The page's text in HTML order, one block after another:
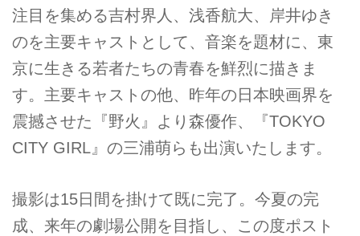
注目を集める吉村界人、浅香航大、岸井ゆき
のを主要キャストとして、音楽を題材に、東
京に生きる若者たちの青春を鮮烈に描きま
す。主要キャストの他、昨年の日本映画界を
震撼させた『野火』より森優作、『TOKYO
CITY GIRL』の三浦萌らも出演いたします。
撮影は15日間を掛けて既に完了。今夏の完
成、来年の劇場公開を目指し、この度ポスト